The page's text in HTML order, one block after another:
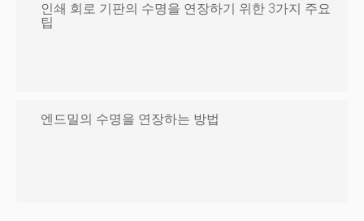
인쇄 회로 기판의 수명을 연장하기 위한 3가지 주요
팁
엔드밀의 수명을 연장하는 방법